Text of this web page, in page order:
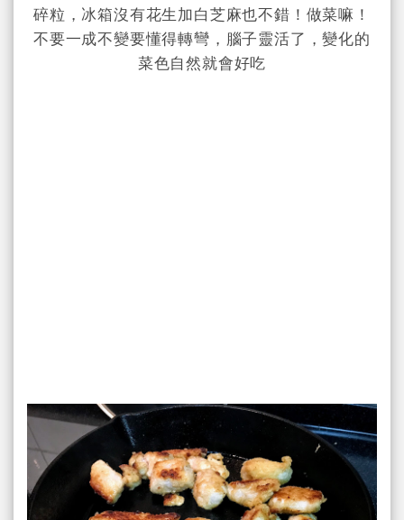
碎粒，冰箱沒有花生加白芝麻也不錯！做菜嘛！
不要一成不變要懂得轉彎，腦子靈活了，變化的
菜色自然就會好吃